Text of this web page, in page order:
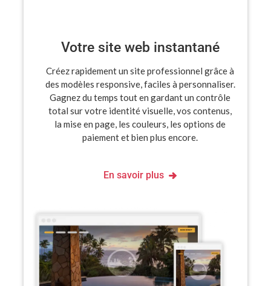
Votre site web instantané
Créez rapidement un site professionnel grâce à
des modèles responsive, faciles à personnaliser.
Gagnez du temps tout en gardant un contrôle
total sur votre identité visuelle, vos contenus,
la mise en page, les couleurs, les options de
paiement et bien plus encore.
En savoir plus